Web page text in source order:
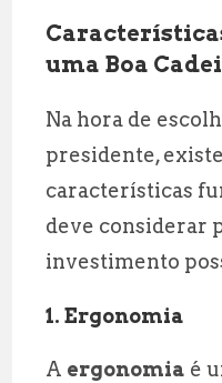
uma Boa
Na hora de
presidente,
características
deve considerar
investimento
1.Ergonomia
A ergonomia é